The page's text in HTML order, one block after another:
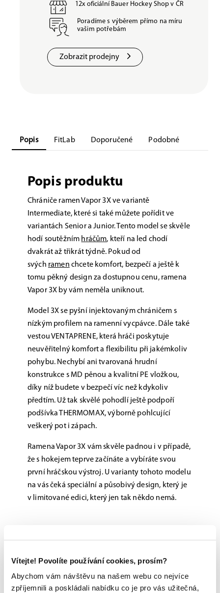
Vítejte! Povolíte používání cookies, prosím?
Abychom vám návštěvu na našem webu co nejvíce
zpříjemnili a poskládali nabídku co je pro vás užitečná,
12x oficiální Bauer Hockey Shop v ČR
Poradíme s výběrem přímo na míru
vašim potřebám
Zobrazit prodejny
Popis FitLab Doporučené Podobné
Popis produktu
Chrániče ramen Vapor 3X ve variantě
Intermediate, které si také můžete pořídit ve
variantách Senior a Junior. Tento model se skvěle
hodí soutěžním hráčům, kteří na led chodí
dvakrát až třikrát týdně. Pokud od
svých ramen chcete komfort, bezpečí a ještě k
tomu pěkný design za dostupnou cenu, ramena
Vapor 3X by vám neměla uniknout.
Model 3X se pyšní injektovaným chráničem s
nízkým profilem na ramenní vycpávce. Dále také
vestou VENTAPRENE, která hráči poskytuje
neuvěřitelný komfort a flexibilitu při jakémkoliv
pohybu. Nechybí ani tvarovaná hrudní
konstrukce s MD pěnou a kvalitní PE vložkou,
díky níž budete v bezpečí víc než kdykoliv
předtím. Už tak skvělé pohodlí ještě podpoří
podšívka THERMOMAX, výborně pohlcující
veškerý pot i zápach.
Ramena Vapor 3X vám skvěle padnou i v případě,
že s hokejem teprve začínáte a vybíráte svou
první hráčskou výstroj. U varianty tohoto modelu
na vás čeká speciální a působivý design, který je
v limitované edici, který jen tak někdo nemá.
jedné z prodejen
Originální zboží s garancí záruky přímo